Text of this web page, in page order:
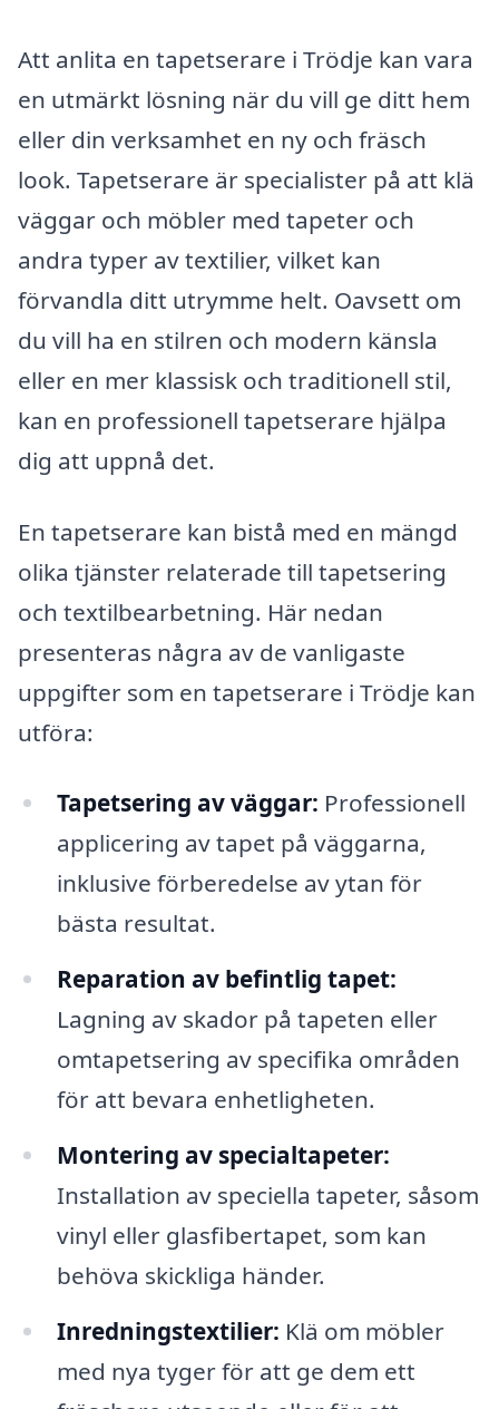
Att anlita en tapetserare i Trödje kan vara
en utmärkt lösning när du vill ge ditt hem
eller din verksamhet en ny och fräsch
look. Tapetserare är specialister på att klä
väggar och möbler med tapeter och
andra typer av textilier, vilket kan
förvandla ditt utrymme helt. Oavsett om
du vill ha en stilren och modern känsla
eller en mer klassisk och traditionell stil,
kan en professionell tapetserare hjälpa
dig att uppnå det.
En tapetserare kan bistå med en mängd
olika tjänster relaterade till tapetsering
och textilbearbetning. Här nedan
presenteras några av de vanligaste
uppgifter som en tapetserare i Trödje kan
utföra:
Tapetsering av väggar: Professionell
applicering av tapet på väggarna,
inklusive förberedelse av ytan för
bästa resultat.
Reparation av befintlig tapet:
Lagning av skador på tapeten eller
omtapetsering av specifika områden
för att bevara enhetligheten.
Montering av specialtapeter:
Installation av speciella tapeter, såsom
vinyl eller glasfibertapet, som kan
behöva skickliga händer.
Inredningstextilier: Klä om möbler
med nya tyger för att ge dem ett